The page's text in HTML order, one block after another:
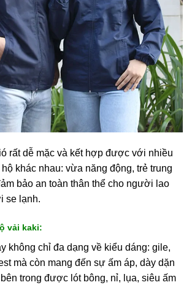
rất dễ mặc và kết hợp được với nhiều
khác nhau: vừa năng động, trẻ trung
bảo an toàn thân thể cho người lao
se lạnh.
vải kaki:
không chỉ đa dạng về kiểu dáng: gile,
mà còn mang đến sự ấm áp, dày dặn
trong được lót bông, nỉ, lụa, siêu ấm